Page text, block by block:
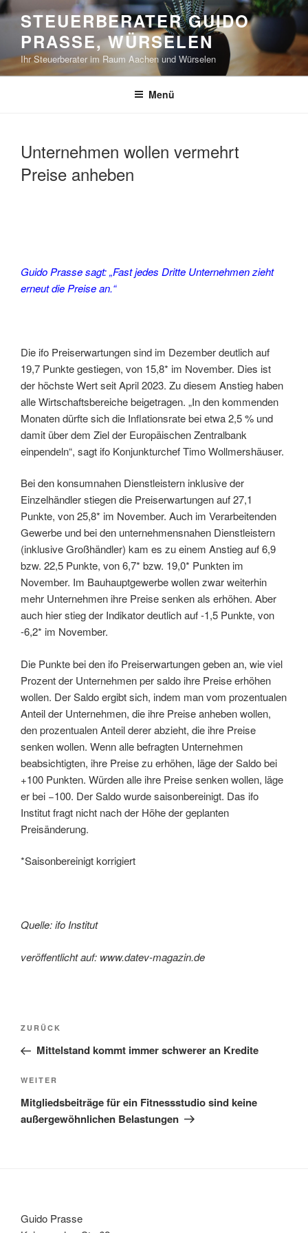
Zum
Inhalt
springen
STEUERBERATER GUIDO
PRASSE, WÜRSELEN
Ihr Steuerberater im Raum Aachen und Würselen
Menü
Unternehmen wollen vermehrt
Preise anheben
Guido Prasse sagt: „Fast jedes Dritte Unternehmen zieht
erneut die Preise an.“
Die ifo Preiserwartungen sind im Dezember deutlich auf
19,7 Punkte gestiegen, von 15,8* im November. Dies ist
der höchste Wert seit April 2023. Zu diesem Anstieg haben
alle Wirtschaftsbereiche beigetragen. „In den kommenden
Monaten dürfte sich die Inflationsrate bei etwa 2,5 % und
damit über dem Ziel der Europäischen Zentralbank
einpendeln“, sagt ifo Konjunkturchef Timo Wollmershäuser.
Bei den konsumnahen Dienstleistern inklusive der
Einzelhändler stiegen die Preiserwartungen auf 27,1
Punkte, von 25,8* im November. Auch im Verarbeitenden
Gewerbe und bei den unternehmensnahen Dienstleistern
(inklusive Großhändler) kam es zu einem Anstieg auf 6,9
bzw. 22,5 Punkte, von 6,7* bzw. 19,0* Punkten im
November. Im Bauhauptgewerbe wollen zwar weiterhin
mehr Unternehmen ihre Preise senken als erhöhen. Aber
auch hier stieg der Indikator deutlich auf -1,5 Punkte, von
-6,2* im November.
Die Punkte bei den ifo Preiserwartungen geben an, wie viel
Prozent der Unternehmen per saldo ihre Preise erhöhen
wollen. Der Saldo ergibt sich, indem man vom prozentualen
Anteil der Unternehmen, die ihre Preise anheben wollen,
den prozentualen Anteil derer abzieht, die ihre Preise
senken wollen. Wenn alle befragten Unternehmen
beabsichtigten, ihre Preise zu erhöhen, läge der Saldo bei
+100 Punkten. Würden alle ihre Preise senken wollen, läge
er bei −100. Der Saldo wurde saisonbereinigt. Das ifo
Institut fragt nicht nach der Höhe der geplanten
Preisänderung.
*Saisonbereinigt korrigiert
Quelle: ifo Institut
veröffentlicht auf: www.datev-magazin.de
Beitragsnavigation
Vorheriger
Beitrag
ZURÜCK
Mittelstand kommt immer schwerer an Kredite
Nächster
Beitrag
WEITER
Mitgliedsbeiträge für ein Fitnessstudio sind keine
außergewöhnlichen Belastungen
Guido Prasse